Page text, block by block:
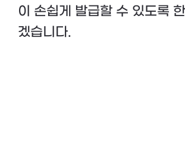
이 손쉽게 발급할 수 있도록
겠습니다.